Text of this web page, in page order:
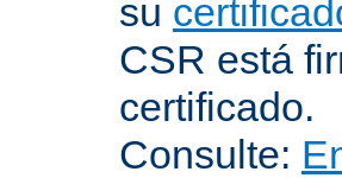
su
CSR está
certificado.
Consulte: